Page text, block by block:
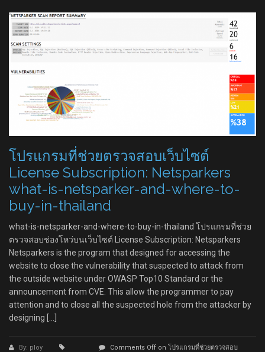
โปรแกรมที่ช่วยตรวจสอบเว็บไซต์
License Subscription: Netsparkers
what-is-netsparker-and-where-to-
buy-in-thailand
what-is-netsparker-and-where-to-buy-in-thailand โปรแกรมที่ช่วย
ตรวจสอบช่องโหว่บนเว็บไซต์ License Subscription: Netsparkers
Netsparkers is the program that designed for accessing the
website to close the vulnerability that suspected to attack from
the outside website under OWASP Top10 Standard or the
announcement from CVE. This allow the programmer to pay
attention and to close all the suspected hole from the attacker by
designing […]
By: ploy Comments Off on โปรแกรมที่ช่วยตรวจสอบ